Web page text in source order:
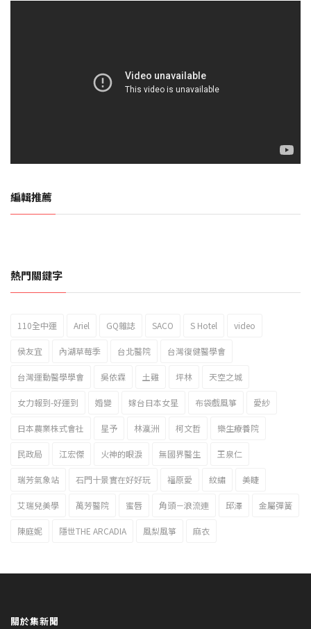
編輯推薦
2023新北市北海岸國際風箏節「風在石起」霸氣回歸
熱門關鍵字
110全中運 Ariel GQ雜誌 SACO S Hotel video
侯友宜 內湖草莓季 台北醫院 台灣復健醫學會
台灣運動醫學學會 吳依霖 土雞 坪林 天空之城
女力報到-好運到 婚變 嫁台日本女星 布袋戲風箏 愛紗
日本農業株式會社 星予 林瀛洲 柯文哲 樂生療養院
民政局 江宏傑 火神的眼淚 無國界醫生 王泉仁
瑞芳氣象站 石門十景實在好好玩 福原愛 紋繡 美睫
艾瑞兒美學 萬芳醫院 蜜唇 角頭－浪流連 邱澤 金屬彈簧
陳庭妮 隱世THE ARCADIA 風梨風箏 麻衣
關於集新聞